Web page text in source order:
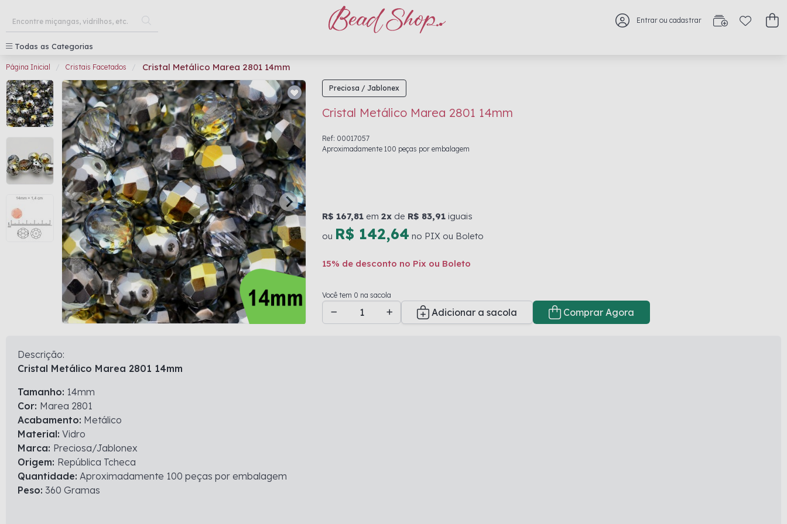
Entrar ou cadastrar
Todas as Categorias
Página Inicial Cristais Facetados Cristal Metálico Marea 2801 14mm
Preciosa / Jablonex
Cristal Metálico Marea 2801 14mm
Ref: 00017057
Aproximadamente 100 peças por embalagem
R$ 167,81 em 2x de R$ 83,91 iguais
ou R$ 142,64 no PIX ou Boleto
15% de desconto no Pix ou Boleto
Você tem 0 na sacola
Adicionar a sacola
Comprar Agora
Descrição:
Cristal Metálico Marea 2801 14mm
Tamanho: 14mm
Cor: Marea 2801
Acabamento: Metálico
Material: Vidro
Marca: Preciosa/Jablonex
Origem: República Tcheca
Quantidade: Aproximadamente 100 peças por embalagem
Peso: 360 Gramas